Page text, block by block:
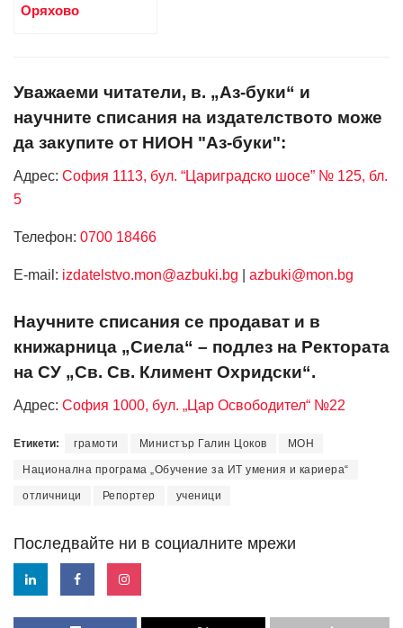
Оряхово
Уважаеми читатели, в. „Аз-буки“ и
научните списания на издателството може
да закупите от НИОН "Аз-буки":
Адрес: София 1113, бул. “Цариградско шосе” № 125, бл.
5
Телефон: 0700 18466
Е-mail: izdatelstvo.mon@azbuki.bg azbuki@mon.bg
Научните списания се продават и в
книжарница „Сиела“ – подлез на Ректората
на СУ „Св. Св. Климент Охридски“.
Адрес: София 1000, бул. „Цар Освободител“ №22
Етикети: грамоти Министър Галин Цоков МОН
Национална програма „Обучение за ИТ умения и кариера“
отличници Репортер ученици
Последвайте ни в социалните мрежи